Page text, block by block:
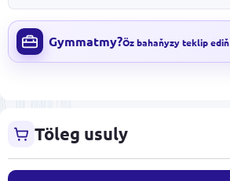
Gymmatmy?Öz bahaňyzy teklip ediň
Töleg usuly